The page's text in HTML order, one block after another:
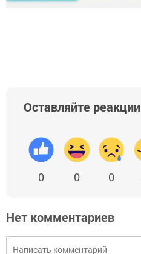
Оставляйте реакции
0 0 0
Нет комментариев